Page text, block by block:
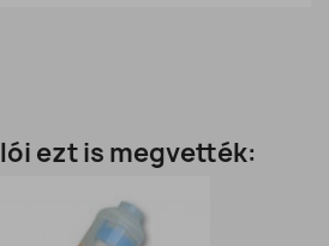
ezt is megvették: